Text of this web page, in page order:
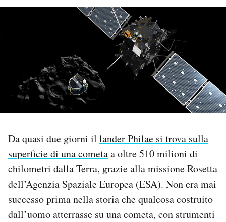
NEWSLETTER
I MIEI PREFERITI
CALENDARIO
AREA PERSONALE
Area Personale
Da quasi due giorni il lander Philae si trova sulla
superficie di una cometaa oltre 510 milioni di
chilometri dalla Terra, grazie alla missione Rosetta
dell’Agenzia Spaziale Europea (ESA). Non era mai
successo prima nella storia che qualcosa costruito
dall’uomo atterrasse su una cometa, con strumenti